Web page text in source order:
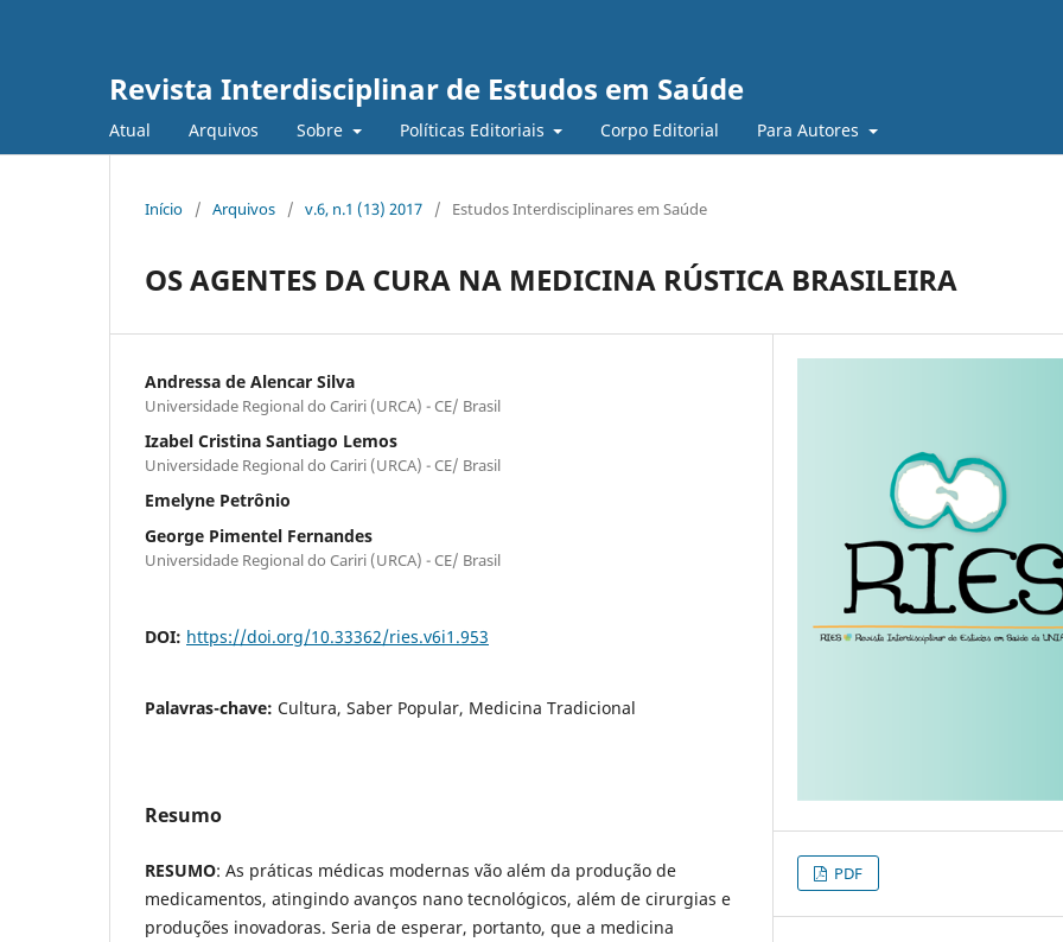
Revista Interdisciplinar de Estudos em Saúde
Atual Arquivos Sobre Políticas Editoriais Corpo Editorial Para Autores
Início / Arquivos / v.6, n.1 (13) 2017 / Estudos Interdisciplinares em Saúde
OS AGENTES DA CURA NA MEDICINA RÚSTICA BRASILEIRA
Andressa de Alencar Silva
Universidade Regional do Cariri (URCA) - CE/ Brasil
Izabel Cristina Santiago Lemos
Universidade Regional do Cariri (URCA) - CE/ Brasil
Emelyne Petrônio
George Pimentel Fernandes
Universidade Regional do Cariri (URCA) - CE/ Brasil
DOI: https://doi.org/10.33362/ries.v6i1.953
Palavras-chave: Cultura, Saber Popular, Medicina Tradicional
Resumo
RESUMO: As práticas médicas modernas vão além da produção de
medicamentos, atingindo avanços nano tecnológicos, além de cirurgias e
produções inovadoras. Seria de esperar, portanto, que a medicina
PDF